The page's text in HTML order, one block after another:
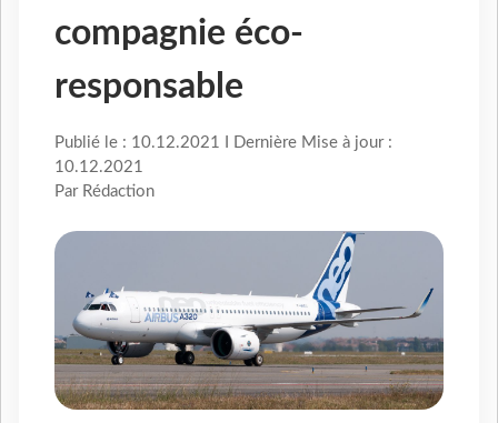
compagnie éco-
responsable
Publié le : 10.12.2021 I Dernière Mise à jour :
10.12.2021
Par Rédaction